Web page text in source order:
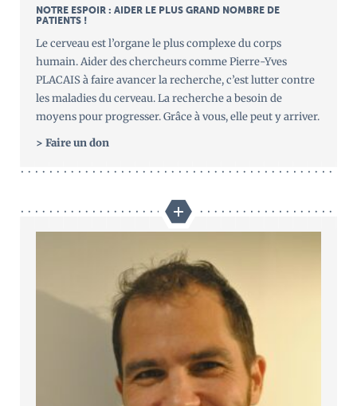
NOTRE ESPOIR : AIDER LE PLUS GRAND NOMBRE DE
PATIENTS !
Le cerveau est l’organe le plus complexe du corps
humain. Aider des chercheurs comme Pierre-Yves
PLACAIS à faire avancer la recherche, c’est lutter contre
les maladies du cerveau. La recherche a besoin de
moyens pour progresser. Grâce à vous, elle peut y arriver.
> Faire un don